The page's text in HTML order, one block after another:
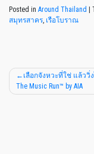
Posted in Around Thailand
สมุทรสาคร, เรือโบราณ
เลือกจังหวะที่ใช่ แล้ววิ่
The Music Run™ by AIA